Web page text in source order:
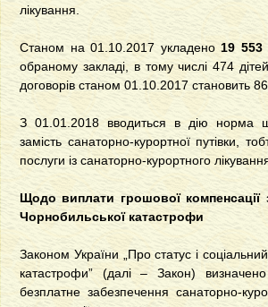
лікування.
Станом на 01.10.2017 укладено19 553
обраному закладі, в тому числі 474
договорів станом 01.10.2017 становить
З 01.01.2018 вводиться в дію норма
замість санаторно-курортної путівки,
послуги із санаторно-курортного
Щодо виплати грошової компенсації
Чорнобильської катастрофи
Законом України „Про статус і
катастрофи” (далі – Закон)
безплатне забезпечення санаторно-